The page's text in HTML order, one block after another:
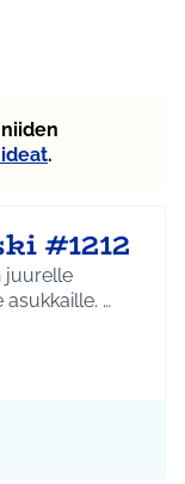
.
#1212
juurelle
…
Ympäristö